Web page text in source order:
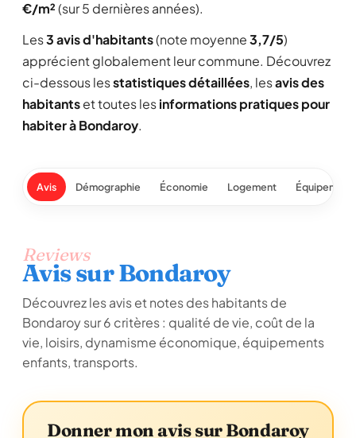
€/m²(sur 5 dernières années).
Les3 avis d'habitants(note moyenne3,7/5)
apprécient globalement leur commune. Découvrez
ci-dessous lesstatistiques détaillées, lesavis des
habitantset toutes lesinformations pratiques pour
habiter à Bondaroy.
Avis Démographie Économie Logement
Reviews
Avis sur Bondaroy
Découvrez les avis et notes des habitants de
Bondaroy sur 6 critères : qualité de vie, coût de la
vie, loisirs, dynamisme économique, équipements
enfants, transports.
Donner mon avis sur Bondaroy